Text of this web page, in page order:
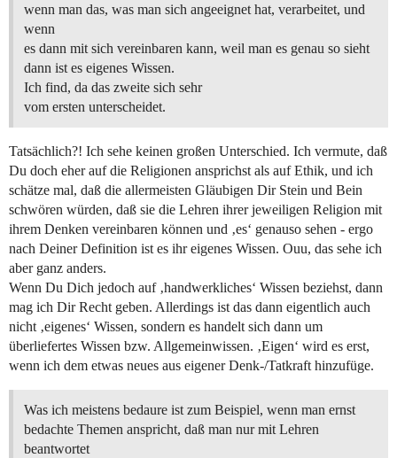
wenn man das, was man sich angeeignet hat, verarbeitet, und
wenn
es dann mit sich vereinbaren kann, weil man es genau so sieht
dann ist es eigenes Wissen.
Ich find, da das zweite sich sehr
vom ersten unterscheidet.
Tatsächlich?! Ich sehe keinen großen Unterschied. Ich vermute, daß
Du doch eher auf die Religionen ansprichst als auf Ethik, und ich
schätze mal, daß die allermeisten Gläubigen Dir Stein und Bein
schwören würden, daß sie die Lehren ihrer jeweiligen Religion mit
ihrem Denken vereinbaren können und ‚es‘ genauso sehen - ergo
nach Deiner Definition ist es ihr eigenes Wissen. Ouu, das sehe ich
aber ganz anders.
Wenn Du Dich jedoch auf ‚handwerkliches‘ Wissen beziehst, dann
mag ich Dir Recht geben. Allerdings ist das dann eigentlich auch
nicht ‚eigenes‘ Wissen, sondern es handelt sich dann um
überliefertes Wissen bzw. Allgemeinwissen. ‚Eigen‘ wird es erst,
wenn ich dem etwas neues aus eigener Denk-/Tatkraft hinzufüge.
Was ich meistens bedaure ist zum Beispiel, wenn man ernst
bedachte Themen anspricht, daß man nur mit Lehren
beantwortet